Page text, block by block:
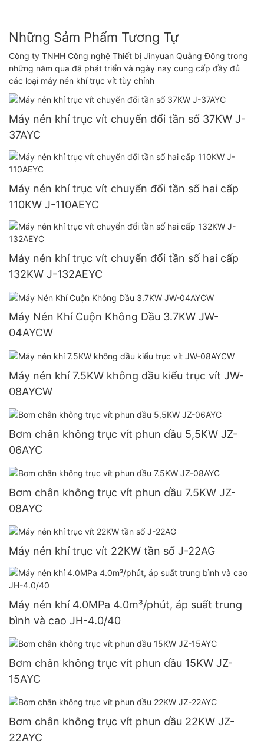
Những Sảm Phẩm Tương Tự
Công ty TNHH Công nghệ Thiết bị Jinyuan Quảng Đông trong
những năm qua đã phát triển và ngày nay cung cấp đầy đủ
các loại máy nén khí trục vít tùy chỉnh
Máy nén khí trục vít chuyển đổi tần số 37KW J-
37AYC
Máy nén khí trục vít chuyển đổi tần số hai cấp
110KW J-110AEYC
Máy nén khí trục vít chuyển đổi tần số hai cấp
132KW J-132AEYC
Máy Nén Khí Cuộn Không Dầu 3.7KW JW-
04AYCW
Máy nén khí 7.5KW không dầu kiểu trục vít JW-
08AYCW
Bơm chân không trục vít phun dầu 5,5KW JZ-
06AYC
Bơm chân không trục vít phun dầu 7.5KW JZ-
08AYC
Máy nén khí trục vít 22KW tần số J-22AG
Máy nén khí 4.0MPa 4.0m³/phút, áp suất trung
bình và cao JH-4.0/40
Bơm chân không trục vít phun dầu 15KW JZ-
15AYC
Bơm chân không trục vít phun dầu 22KW JZ-
22AYC